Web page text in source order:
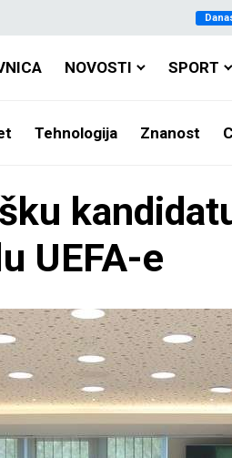
NOVOSTI SPORT
Tehnologija Znanost
UEFA-e